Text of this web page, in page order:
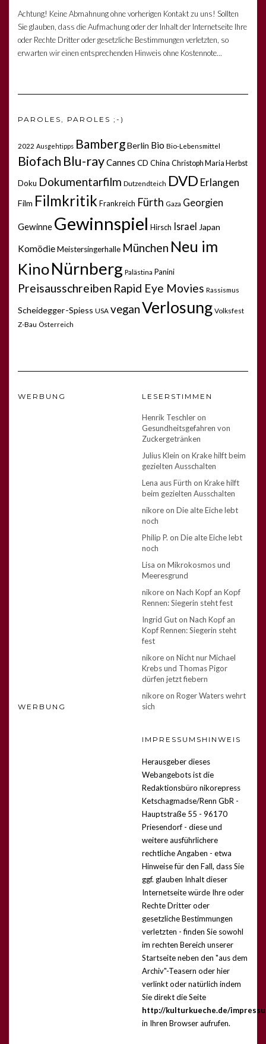
Achtung! Keine Abmahnung ohne vorherigen Kontakt zu uns! Sollten
Sie glauben, dass die Aufmachung oder der Inhalt der Internetseite Ihre
oder Rechte Dritter oder gesetzliche Bestimmungen verletzten, so
erwarten wir einen entsprechenden Hinweis ohne Kostennote...
PAROLES, PAROLES ;-)
2022 Ausgehtipps BambergBerlin Bio Bio-Lebensmittel
Biofach Blu-rayCannes CD China Christoph Maria Herbst
Doku Dokumentarfilm Dutzendteich DVD Erlangen
Film Filmkritik Frankreich Fürth Gaza Georgien
Gewinne Gewinnspiel Hirsch Israel Japan
KomödieMeistersingerhalle München Neu im
KinoNürnberg Palästina Panini
Preisausschreiben Rapid Eye Movies Rassismus
Scheidegger-Spiess USA veganVerlosung Volksfest
Z-Bau Österreich
WERBUNG
WERBUNG
LESERSTIMMEN
Henrik Teschleron
Gesundheitsgefahren von
Zuckergetränken
Julius Klein on Krake hilft beim
gezielten Ausschalten
Lena aus Fürth on Krake hilft
beim gezielten Ausschalten
nikoreon Die alte Eiche lebt
noch
Philip P. on Die alte Eiche lebt
noch
Lisa on Mikrokosmos und
Meeresgrund
nikoreon Nach Kopf an Kopf
Rennen: Siegerin steht fest
Ingrid Guton Nach Kopf an
Kopf Rennen: Siegerin steht
fest
nikoreon Nicht nur Michael
Krebs und Thomas Pigor
dürfen jetzt fiebern
nikoreon Roger Waters wehrt
sich
IMPRESSUMSHINWEIS
Herausgeber dieses
Webangebots ist die
Redaktionsbüro nikorepress
Ketschagmadse/Renn GbR -
Hauptstraße 55 - 96170
Priesendorf - diese und
weitere ausführlichere
rechtliche Angaben - etwa
Hinweise für den Fall, dass Sie
ggf. glauben Inhalt dieser
Internetseite würde Ihre oder
Rechte Dritter oder
gesetzliche Bestimmungen
verletzten - finden Sie sowohl
im rechten Bereich unserer
Startseite neben den "aus dem
Archiv"-Teasern oder hier
verlinktoder natürlich indem
Sie direkt die Seite
http://kulturkueche.de/
in Ihren Browser aufrufen.